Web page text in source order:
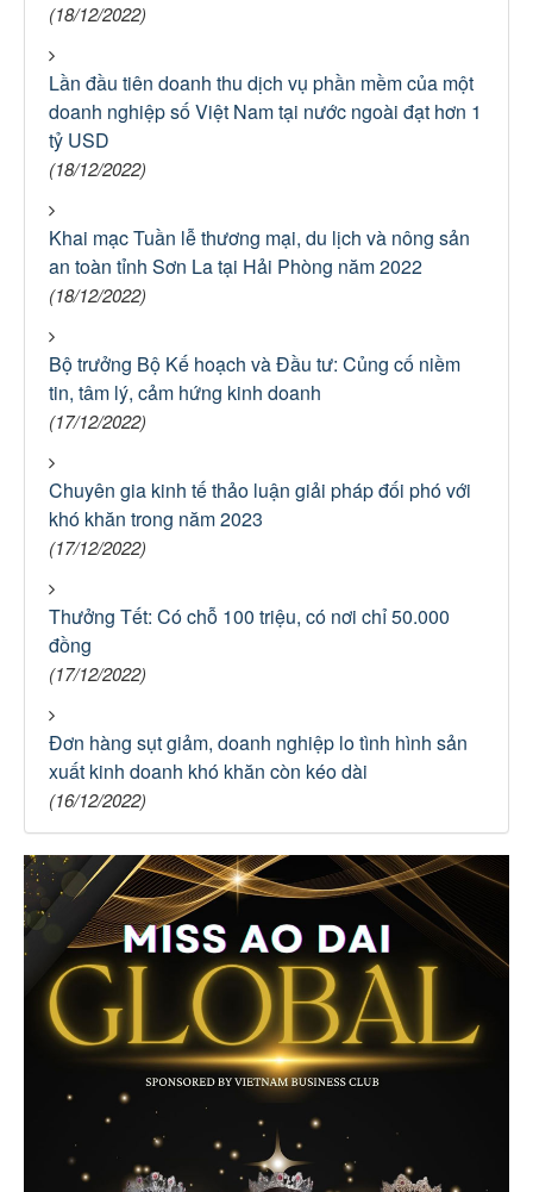
(18/12/2022)
Lần đầu tiên doanh thu dịch vụ phần mềm của một
doanh nghiệp số Việt Nam tại nước ngoài đạt hơn 1
tỷ USD
(18/12/2022)
Khai mạc Tuần lễ thương mại, du lịch và nông sản
an toàn tỉnh Sơn La tại Hải Phòng năm 2022
(18/12/2022)
Bộ trưởng Bộ Kế hoạch và Đầu tư: Củng cố niềm
tin, tâm lý, cảm hứng kinh doanh
(17/12/2022)
Chuyên gia kinh tế thảo luận giải pháp đối phó với
khó khăn trong năm 2023
(17/12/2022)
Thưởng Tết: Có chỗ 100 triệu, có nơi chỉ 50.000
đồng
(17/12/2022)
Đơn hàng sụt giảm, doanh nghiệp lo tình hình sản
xuất kinh doanh khó khăn còn kéo dài
(16/12/2022)